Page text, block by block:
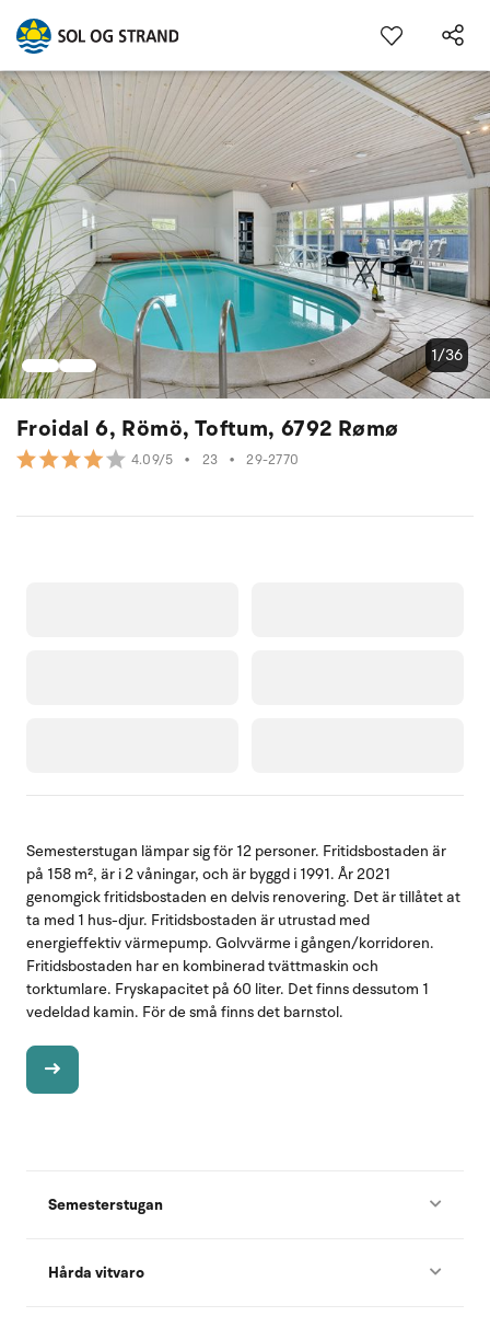
Froidal 6, Römö, Toftum, 6792 Rømø
4.09/5 • 23 • 29-2770
1/36
Semesterstugan lämpar sig för 12 personer. Fritidsbostaden är
på 158 m², är i 2 våningar, och är byggd i 1991. År 2021
genomgick fritidsbostaden en delvis renovering. Det är tillåtet at
ta med 1 hus-djur. Fritidsbostaden är utrustad med
energieffektiv värmepump. Golvvärme i gången/korridoren.
Fritidsbostaden har en kombinerad tvättmaskin och
torktumlare. Fryskapacitet på 60 liter. Det finns dessutom 1
vedeldad kamin. För de små finns det barnstol.
Semesterstugan
Hårda vitvaro